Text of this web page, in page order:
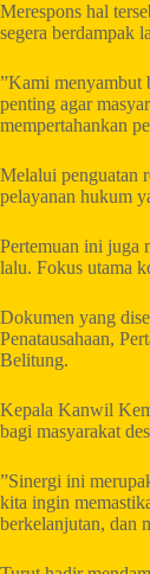
​Merespons hal
segera berdampak
​”Kami menyambut
penting agar
mempertahankan
​Melalui penguatan
pelayanan hukum
​Pertemuan ini juga
lalu. Fokus utama
Dokumen yang
Penatausahaan,
Belitung.
​Kepala Kanwil
bagi masyarakat
​”Sinergi ini
kita ingin
berkelanjutan, dan